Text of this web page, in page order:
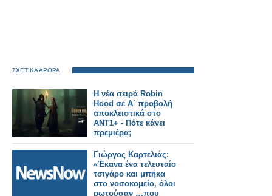
ΣΧΕΤΙΚΑ ΑΡΘΡΑ
Η νέα σειρά Robin
Hood σε Α΄ προβολή
αποκλειστικά στο
ΑΝΤ1+ - Πότε κάνει
πρεμιέρα;
Γιώργος Καρτελιάς:
«Έκανα ένα τελευταίο
τσιγάρο και μπήκα
στο νοσοκομείο, όλοι
ρωτούσαν …που